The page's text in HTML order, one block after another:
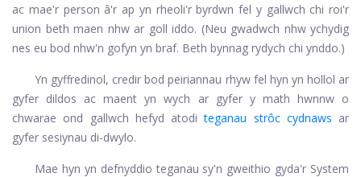
ac mae'r person â'r ap yn rheoli'r byrdwn fel y gallwch chi roi'r
union beth maen nhw ar goll iddo. (Neu gwadwch nhw ychydig
nes eu bod nhw'n gofyn yn braf. Beth bynnag rydych chi ynddo.)
Yn gyffredinol, credir bod peiriannau rhyw fel hyn yn hollol ar
gyfer dildos ac maent yn wych ar gyfer y math hwnnw o
chwarae ond gallwch hefyd atoditeganau strôc cydnaws ar
gyfer sesiynau di-dwylo.
Mae hyn yn defnyddio teganau sy'n gweithio gyda'r System